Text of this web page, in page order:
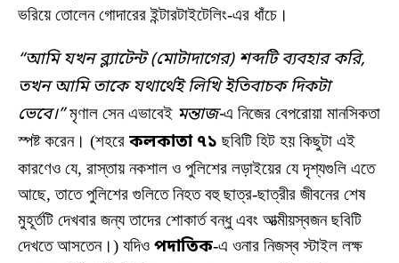
ভরিয়ে তোলেন গোদারের ইন্টারটাইটেলিং-এর ধাঁচে।
“আমি যখন ব্ল্যাটেন্ট (মোটাদাগের) শব্দটি ব্যবহার করি,
তখন আমি তাকে যথার্থেই লিখি ইতিবাচক দিকটা
ভেবে।”মৃণাল সেন এভাবেই মন্তাজ-এ নিজের বেপরোয়া মানসিকতা
স্পষ্ট করেন। (শহরে কলকাতা ৭১ ছবিটি হিট হয় কিছুটা এই
কারণেও যে, রাস্তায় নকশাল ও পুলিশের লড়াইয়ের যে দৃশ্যগুলি এতে
আছে, তাতে পুলিশের গুলিতে নিহত বহু ছাত্র-ছাত্রীর জীবনের শেষ
মুহূর্তটি দেখবার জন্য তাদের শোকার্ত বন্ধু এবং আত্মীয়স্বজন ছবিটি
দেখতে আসতেন।) যদিও পদাতিক-এ ওনার নিজস্ব স্টাইল লক্ষ